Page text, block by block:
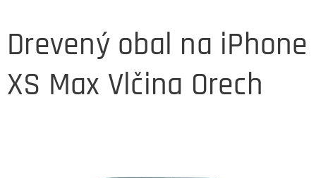
Drevený obal na iPhone
XS Max Vlčina Orech